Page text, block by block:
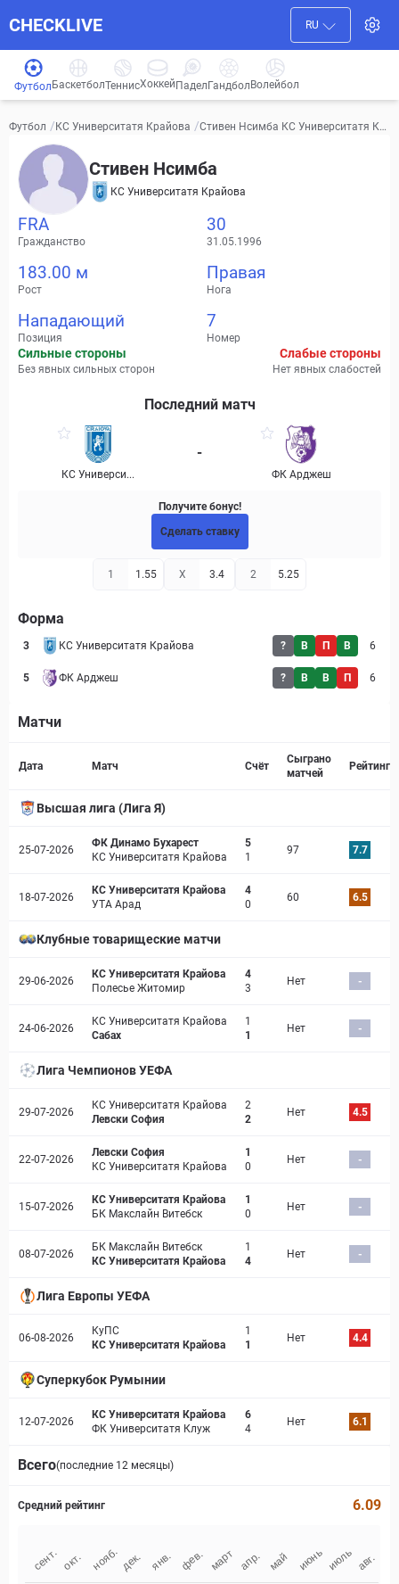
CHECKLIVE RU
Футбол БаскетболТеннисХоккей ПаделГандбол Волейбол
Футбол / КС Университатя Крайова /Стивен Нсимба КС Университатя Кр
Стивен Нсимба
КС Университатя Крайова
FRA
Гражданство
30
31.05.1996
183.00 м
Рост
Правая
Нога
Нападающий
Позиция
7
Номер
Сильные стороны
Без явных сильных сторон
Слабые стороны
Нет явных слабостей
Последний матч
КС Универси...
-
ФК Арджеш
Получите бонус!
Сделать ставку
1 1.55 X 3.4 2 5.25
Форма
3 КС Университатя Крайова ? В П В 6
5 ФК Арджеш ? В В П 6
Матчи
Дата Матч Счёт
Сыграно
матчей
Рейтинг
Высшая лига (Лига Я)
25-07-2026
ФК Динамо Бухарест
КС Университатя Крайова
5
1
97 7.7
18-07-2026
КС Университатя Крайова
УТА Арад
4
0
60 6.5
Клубные товарищеские матчи
29-06-2026
КС Университатя Крайова
Полесье Житомир
4
3
Нет -
24-06-2026
КС Университатя Крайова
Сабах
1
1
Нет -
Лига Чемпионов УЕФА
29-07-2026
КС Университатя Крайова
Левски София
2
2
Нет 4.5
22-07-2026
Левски София
КС Университатя Крайова
1
0
Нет -
15-07-2026
КС Университатя Крайова
БК Макслайн Витебск
1
0
Нет -
08-07-2026
БК Макслайн Витебск
КС Университатя Крайова
1
4
Нет -
Лига Европы УЕФА
06-08-2026
КуПС
КС Университатя Крайова
1
1
Нет 4.4
Суперкубок Румынии
12-07-2026
КС Университатя Крайова
ФК Университатя Клуж
6
4
Нет 6.1
Всего(последние 12 месяцы)
Средний рейтинг 6.09